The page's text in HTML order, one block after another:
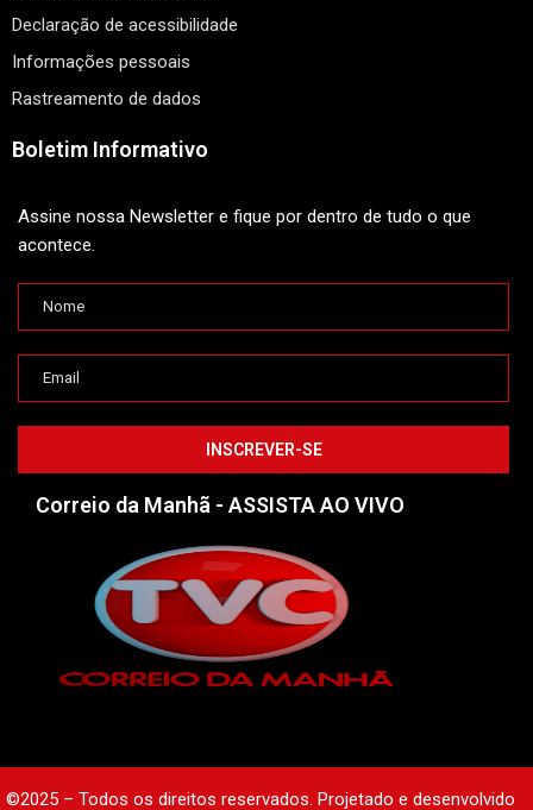
Declaração de acessibilidade
Informações pessoais
Rastreamento de dados
Boletim Informativo
Assine nossa Newsletter e fique por dentro de tudo o que
acontece.
Correio da Manhã - ASSISTA AO VIVO
©2025 – Todos os direitos reservados. Projetado e desenvolvido